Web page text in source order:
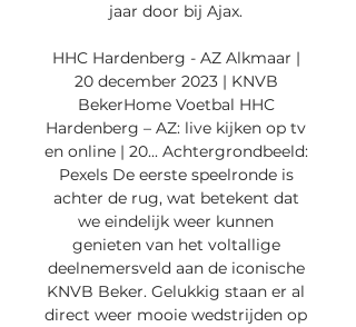
jaar door bij Ajax.
HHC Hardenberg - AZ Alkmaar |
20 december 2023 | KNVB
BekerHome Voetbal HHC
Hardenberg – AZ: live kijken op tv
en online | 20... Achtergrondbeeld:
Pexels De eerste speelronde is
achter de rug, wat betekent dat
we eindelijk weer kunnen
genieten van het voltallige
deelnemersveld aan de iconische
KNVB Beker. Gelukkig staan er al
direct weer mooie wedstrijden op